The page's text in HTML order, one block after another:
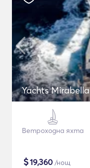
Yachts Mirabella
Ветроходна яхта
$19,360 /нощ